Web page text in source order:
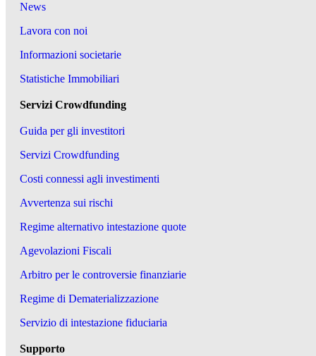
News
Lavora con noi
Informazioni societarie
Statistiche Immobiliari
Servizi Crowdfunding
Guida per gli investitori
Servizi Crowdfunding
Costi connessi agli investimenti
Avvertenza sui rischi
Regime alternativo intestazione quote
Agevolazioni Fiscali
Arbitro per le controversie finanziarie
Regime di Dematerializzazione
Servizio di intestazione fiduciaria
Supporto